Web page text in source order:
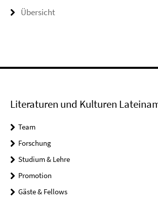
Übersicht
Literaturen und Kulturen
Team
Forschung
Studium & Lehre
Promotion
Gäste & Fellows